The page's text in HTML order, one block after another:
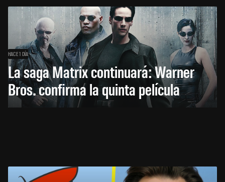
HACE 1 DÍA
La saga Matrix continuará: Warner
Bros. confirma la quinta película